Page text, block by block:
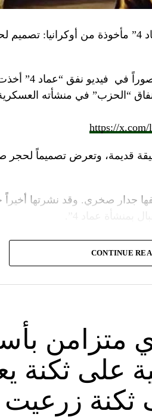
“النهار” تكشف حقيقة صور في فيديو نفق “عماد 4” مأخوذة من
في فيديو
نفق
https://x.com/
قديمة، وتعرض تصميماً لحجر
جدار صخري. وقد نشرتها
منشأة عسكرية تحمل اسم “عماد 4″، نسبة الى القائد
CONTINUE
متزامن
على ثكنة
زرعيت